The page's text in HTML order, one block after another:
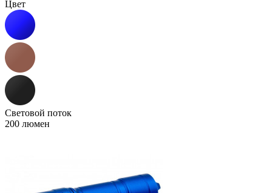
Цвет
Световой поток
200 люмен